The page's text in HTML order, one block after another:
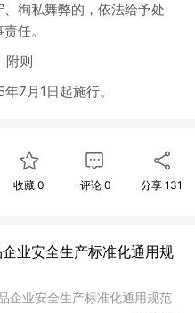
徇私舞弊的，依法给予处
任。
附则
7月1日起施行。
收藏 0 评论 0 分享131
业安全生产标准化通用规
业安全生产标准化通用规范